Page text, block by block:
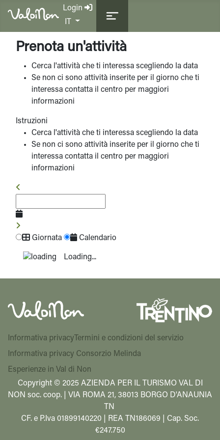
Login
Seleziona la tua lingua
IT
Prenota un'attività
Cerca l'attività che ti interessa scegliendo la data
Se non ci sono attività inserite per il giorno che ti
interessa contatta il centro per maggiori
informazioni
Istruzioni
Cerca l'attività che ti interessa scegliendo la data
Se non ci sono attività inserite per il giorno che ti
interessa contatta il centro per maggiori
informazioni
Giornata Calendario
Loading...
Informativa privacy Termini e condizioni del servizio
Informativa privacy Consorzio Melinda
Esperienze in Val di Non
Copyright © 2025 AZIENDA PER IL TURISMO VAL DI
NON soc. coop. | VIA ROMA 21, 38013 BORGO D'ANAUNIA
TN
CF. e P.Iva 01899140220 | REA TN186069 | Cap. Soc.
€247.750